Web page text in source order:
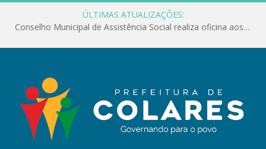
ÚLTIMAS ATUALIZAÇÕES:
Conselho Municipal de Assistência Social realiza oficina aos servidores